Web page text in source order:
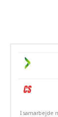
I samarbejde